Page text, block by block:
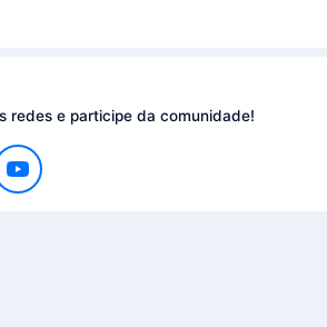
redes e participe da comunidade!